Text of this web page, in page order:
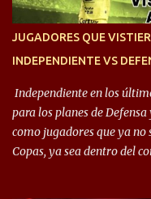
enfocamos en la
JUGADORES QUE
INDEPENDIENTE VS
Independiente en los
para los planes de
como jugadores que ya no
Copas, ya sea dentro del